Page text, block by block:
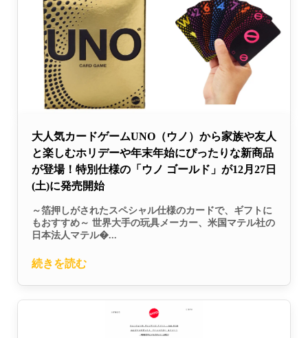
大人気カードゲームUNO（ウノ）から家族や友人
と楽しむホリデーや年末年始にぴったりな新商品
が登場！特別仕様の「ウノ ゴールド」が12月27日
(土)に発売開始
～箔押しがされたスペシャル仕様のカードで、ギフトに
もおすすめ～ 世界大手の玩具メーカー、米国マテル社の
日本法人マテル�...
続きを読む